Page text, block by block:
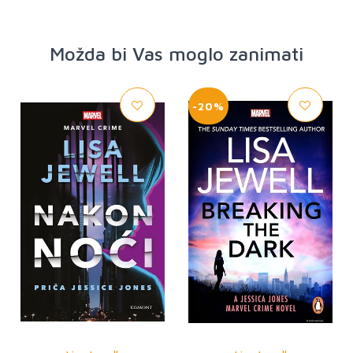
Možda bi Vas moglo zanimati
-20%